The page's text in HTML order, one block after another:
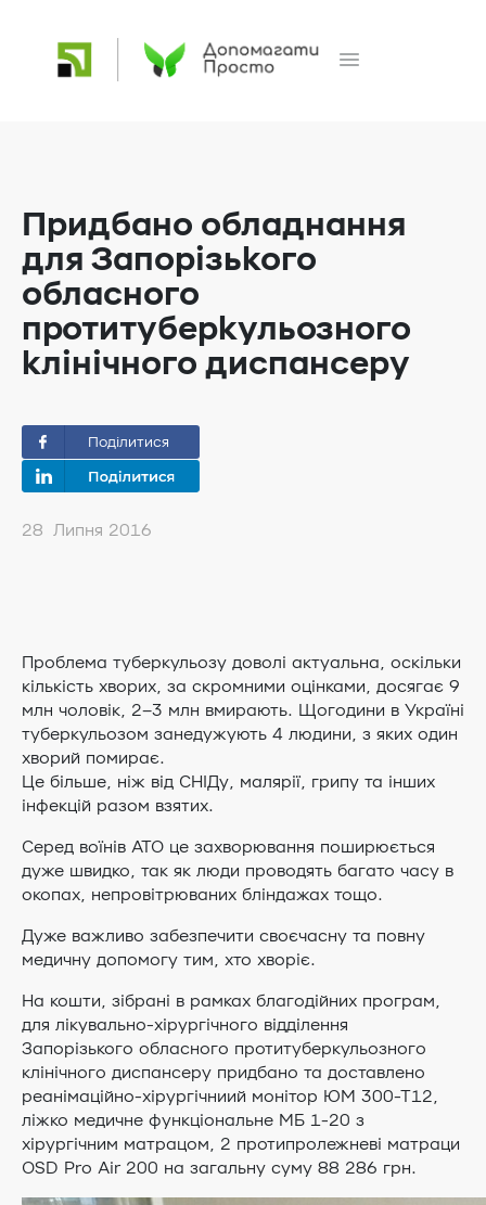
Придбано обладнання
для Запорізького
обласного
протитуберкульозного
клінічного диспансеру
Поділитися
28 Липня 2016
Проблема туберкульозу доволі актуальна, оскільки
кількість хворих, за скромними оцінками, досягає 9
млн чоловік, 2–3 млн вмирають. Щогодини в Україні
туберкульозом занедужують 4 людини, з яких один
хворий помирає.
Це більше, ніж від СНІДу, малярії, грипу та інших
інфекцій разом взятих.
Серед воїнів АТО це захворювання поширюється
дуже швидко, так як люди проводять багато часу в
окопах, непровітрюваних бліндажах тощо.
Дуже важливо забезпечити своєчасну та повну
медичну допомогу тим, хто хворіє.
На кошти, зібрані в рамках благодійних програм,
для лікувально-хірургічного відділення
Запорізького обласного протитуберкульозного
клінічного диспансеру придбано та доставлено
реанімаційно-хірургічниий монітор ЮМ 300-Т12,
ліжко медичне функціональне МБ 1-20 з
хірургічним матрацом, 2 протипролежневі матраци
OSD Pro Air 200 на загальну суму 88 286 грн.